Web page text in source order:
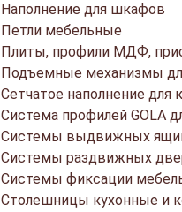
Наполнение для шкафов
Петли мебельные
Плиты, профили МДФ,
Подъемные механизмы
Сетчатое наполнение
Система профилей GOLA
Системы выдвижных
Системы раздвижных
Системы фиксации
Столешницы кухонные и